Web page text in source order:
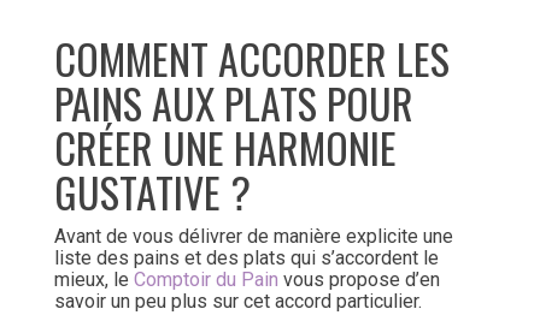
COMMENT ACCORDER LES
PAINS AUX PLATS POUR
CRÉER UNE HARMONIE
GUSTATIVE ?
Avant de vous délivrer de manière explicite une
liste des pains et des plats qui s’accordent le
mieux, le Comptoir du Pain vous propose d’en
savoir un peu plus sur cet accord particulier.